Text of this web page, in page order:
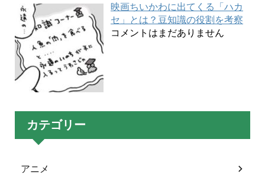
映画ちいかわに出てくる「ハカ
セ」とは？豆知識の役割を考察
コメントはまだありません
カテゴリー
アニメ